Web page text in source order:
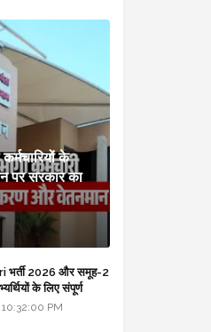
के
पर सरकार का
भर्ती 2026 और समूह-2
के लिए संपूर्ण
PM